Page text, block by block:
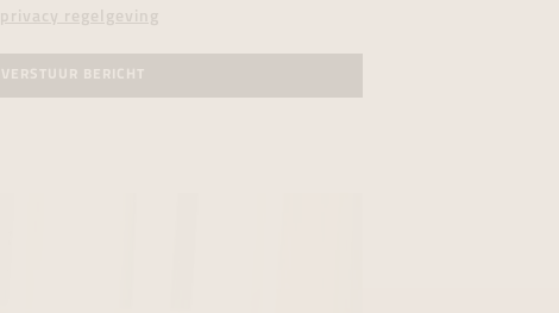
privacy regelgeving
VERSTUUR BERICHT